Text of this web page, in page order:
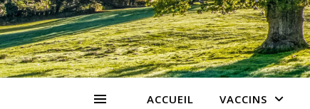
ACCUEIL VACCINS